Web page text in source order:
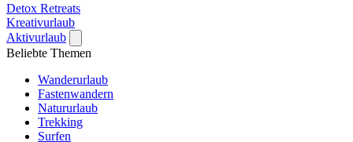
Detox Retreats
Kreativurlaub
Aktivurlaub
Beliebte Themen
Wanderurlaub
Fastenwandern
Natururlaub
Trekking
Surfen